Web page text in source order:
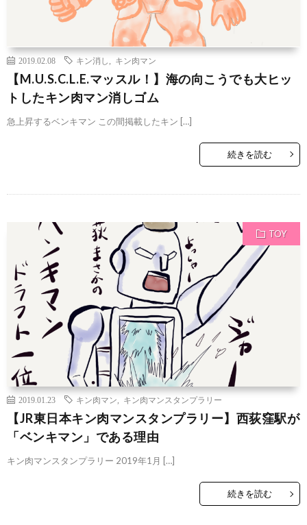
2019.02.08 キン消し キン肉マン
【M.U.S.C.L.E.マッスル！】海の向こうでも大ヒッ
トしたキン肉マン消しゴム
急上昇するベンキマン この間掲載したキン […]
続きを読む
TOY
2019.01.23 キン肉マン キン肉マンスタンプラリー
【JR東日本キン肉マンスタンプラリー】西荻窪駅が
「ベンキマン」である理由
キン肉マンスタンプラリー 2019年1月 […]
続きを読む